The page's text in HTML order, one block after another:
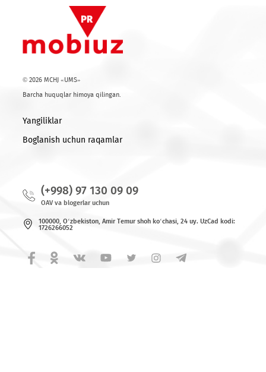
tomonidan namoyish etildi va joriy yilda ularni ishga
tayyorgarlik ketmoqda.
Mobile World Congress 2023’da taqdim etilgan
etiladi. Buning uchun Mobiuz mobil operatori barcha
harakatlarni amalga oshiradi.
Ro'yxatga qaytish
© 2026 MCHJ «UMS»